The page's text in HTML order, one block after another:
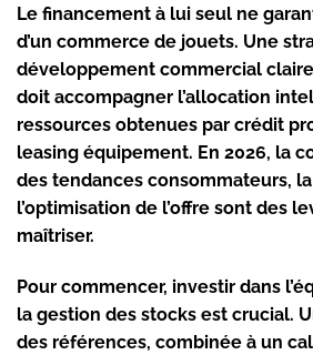
Le financement à lui seul ne
d’un commerce de jouets. Une
développement commercial
doit accompagner l’allocation
ressources obtenues par crédit
leasing équipement. En 2026, la
des tendances consommateurs,
l’optimisation de l’offre sont des
maîtriser.
Pour commencer, investir dans
la gestion des stocks est crucial.
des références, combinée à un